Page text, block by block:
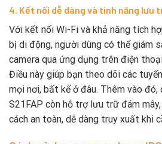
4. Kết nối dễ dàng và tính năng lưu
Với kết nối Wi-Fi và khả năng tích
bị di động, người dùng có thể giám
camera qua ứng dụng trên điện
Điều này giúp bạn theo dõi các
mọi nơi, bất kể ở đâu. Thêm vào đó,
S21FAP còn hỗ trợ lưu trữ đám
cách an toàn, dễ dàng truy xuất khi